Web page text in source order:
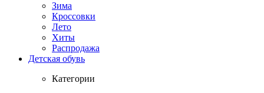
Зима
Кроссовки
Лето
Хиты
Распродажа
Детская обувь
Категории